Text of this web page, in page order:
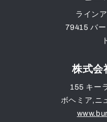
ライン
79415 バ
株式会
155 キー
ボヘミア,ニ